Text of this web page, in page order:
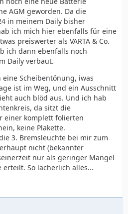
AGM geworden. Da die
in meinem Daily bisher
ich mich hier ebenfalls für eine
preiswerter als VARTA & Co.
ich dann ebenfalls noch
Daily verbaut.
Scheibentönung, iwas
ist im Weg, und ein Ausschnitt
auch blöd aus. Und ich hab
da sitzt die
einer komplett folierten
keine Plakette.
3. Bremsleuchte bei mir zum
nicht (bekannter
nur als geringer Mangel
So lächerlich alles...